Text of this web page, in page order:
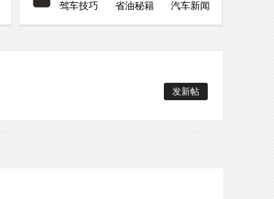
驾车技巧
省油秘籍 汽车新闻
发新帖